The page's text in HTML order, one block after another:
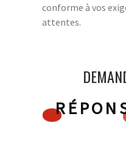
conforme à vos
attentes.